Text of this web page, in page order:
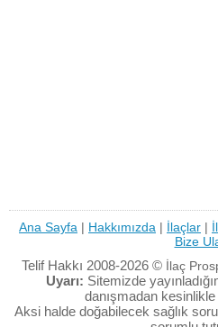
Ana Sayfa | Hakkımızda | İlaçlar |
Bize
Telif Hakkı 2008-2026 © İlaç
Uyarı: Sitemizde
danışmadan kesinlikle
Aksi halde doğabilecek sağlık